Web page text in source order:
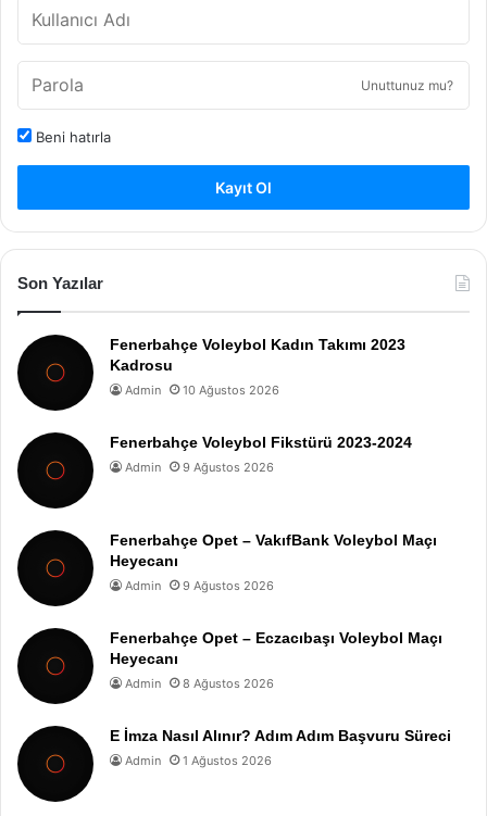
Unuttunuz mu?
Beni hatırla
Kayıt Ol
Son Yazılar
Fenerbahçe Voleybol Kadın Takımı 2023
Kadrosu
Admin 10 Ağustos 2026
Fenerbahçe Voleybol Fikstürü 2023-2024
Admin 9 Ağustos 2026
Fenerbahçe Opet – VakıfBank Voleybol Maçı
Heyecanı
Admin 9 Ağustos 2026
Fenerbahçe Opet – Eczacıbaşı Voleybol Maçı
Heyecanı
Admin 8 Ağustos 2026
E İmza Nasıl Alınır? Adım Adım Başvuru Süreci
Admin 1 Ağustos 2026